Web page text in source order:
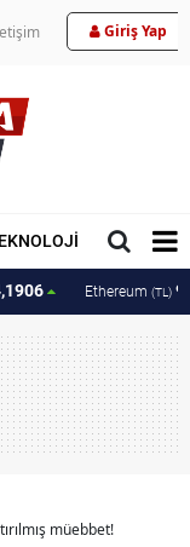
Giriş Yap
MAGAZİN
Ethereum (TL)
müebbet!